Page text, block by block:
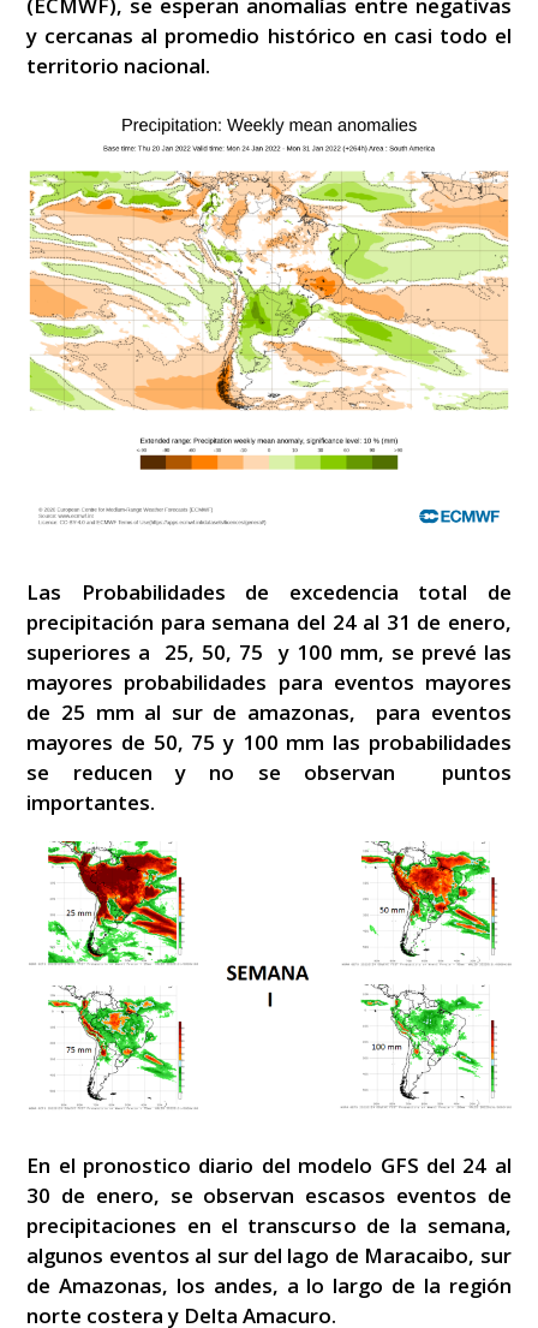
y cercanas al promedio histórico en casi todo el
territorio nacional.
Las Probabilidades de excedencia total de
precipitación para semana del 24 al 31 de enero,
superiores a 25, 50, 75 y 100 mm, se prevé las
mayores probabilidades para eventos mayores
de 25 mm al sur de amazonas, para eventos
mayores de 50, 75 y 100 mm las probabilidades
se reducen y no se observan puntos
importantes.
En el pronostico diario del modelo GFS del 24 al
30 de enero, se observan escasos eventos de
precipitaciones en el transcurso de la semana,
algunos eventos al sur del lago de Maracaibo, sur
de Amazonas, los andes, a lo largo de la región
norte costera y Delta Amacuro.